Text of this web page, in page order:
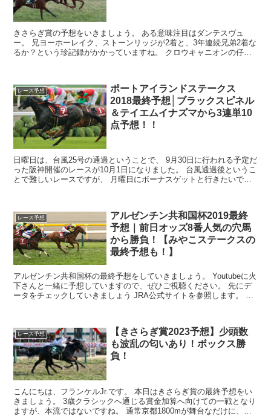
きさらぎ賞の予想をいきましょう。 ある意味注目はダンテスヴュ
ー。 兄ヨーホーレイク、ストーンリッジが2着と、3年連続兄弟2着な
るか？という珍記録がかかっていますね。 クロウキャニオンの仔は
レース予想
ポートアイランドステークス
2018最終予想│ブラックスピネル
＆テイエムイナズマから3連単10
点予想！！
日曜日は、台風25号の通過ということで、 9月30日に行われる予定だ
った阪神開催のレースが10月1日になりました。 台風通過後というこ
とで難しいレースですが、 月曜日にボーナスゲットと行きたいです
レース予想
アルゼンチン共和国杯2019最終
予想｜前日オッズ8番人気の穴馬
から勝負！【みやこステークスの
最終予想も！】
アルゼンチン共和国杯の最終予想をしていきましょう。 Youtubeに火
下さんと一緒に予想していますので、ぜひご視聴ください。 先にデ
ータをチェックしていきましょう JRA公式サイトを参照します。 ア
レース予想
【きさらぎ賞2023予想】少頭数
も波乱の匂いあり！ボックス勝
負！
こんにちは、フランケルJr.です。 本日はきさらぎ賞の最終予想をい
きましょう。 3歳クラシックへ通じる賞金加算へ向けての一戦となり
ますが、本流ではないですね。 通常京都1800mが舞台なだけに、後